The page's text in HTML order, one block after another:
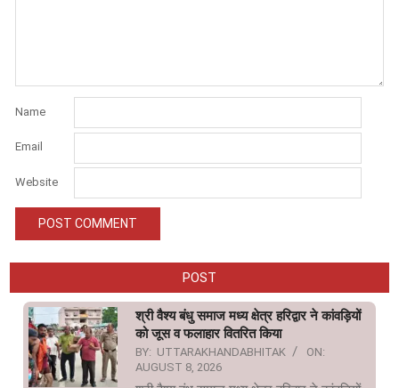
Name
Email
Website
POST
श्री वैश्य बंधु समाज मध्य क्षेत्र हरिद्वार ने कांवड़ियों
को जूस व फलाहार वितरित किया
BY: UTTARAKHANDABHITAK
ON:
AUGUST 8, 2026